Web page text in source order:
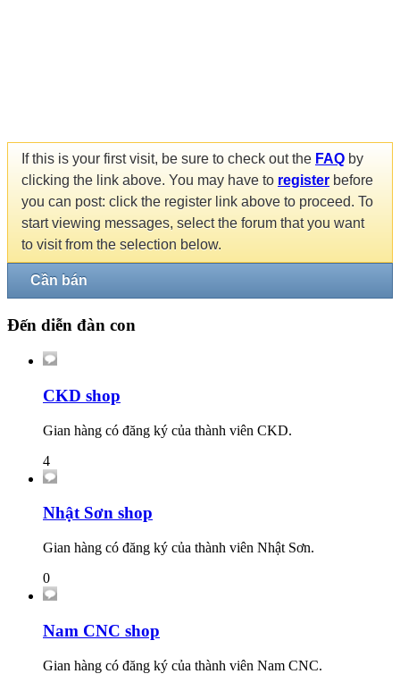
If this is your first visit, be sure to check out the FAQ by
clicking the link above. You may have to register before
you can post: click the register link above to proceed. To
start viewing messages, select the forum that you want
to visit from the selection below.
Cần bán
Đến diễn đàn con
CKD shop
Gian hàng có đăng ký của thành viên CKD.
4
Nhật Sơn shop
Gian hàng có đăng ký của thành viên Nhật Sơn.
0
Nam CNC shop
Gian hàng có đăng ký của thành viên Nam CNC.